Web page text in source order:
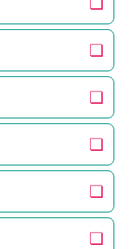
❏
❏
❏
❏
❏